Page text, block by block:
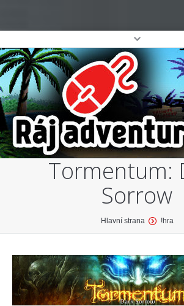
Registrace
Přihlášení
Home
O projektu
Katalog her
Tormentum:
Sorrow
Hlavní strana !hra